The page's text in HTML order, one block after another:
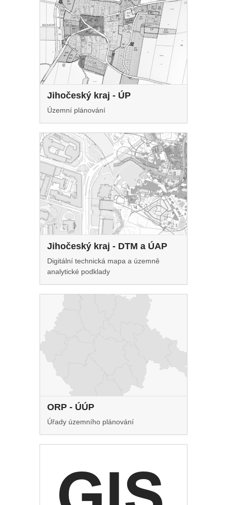
Jihočeský kraj - ÚP
Územní plánování
Jihočeský kraj - DTM a ÚAP
Digitální technická mapa a územně
analytické podklady
ORP - ÚÚP
Úřady územního plánování